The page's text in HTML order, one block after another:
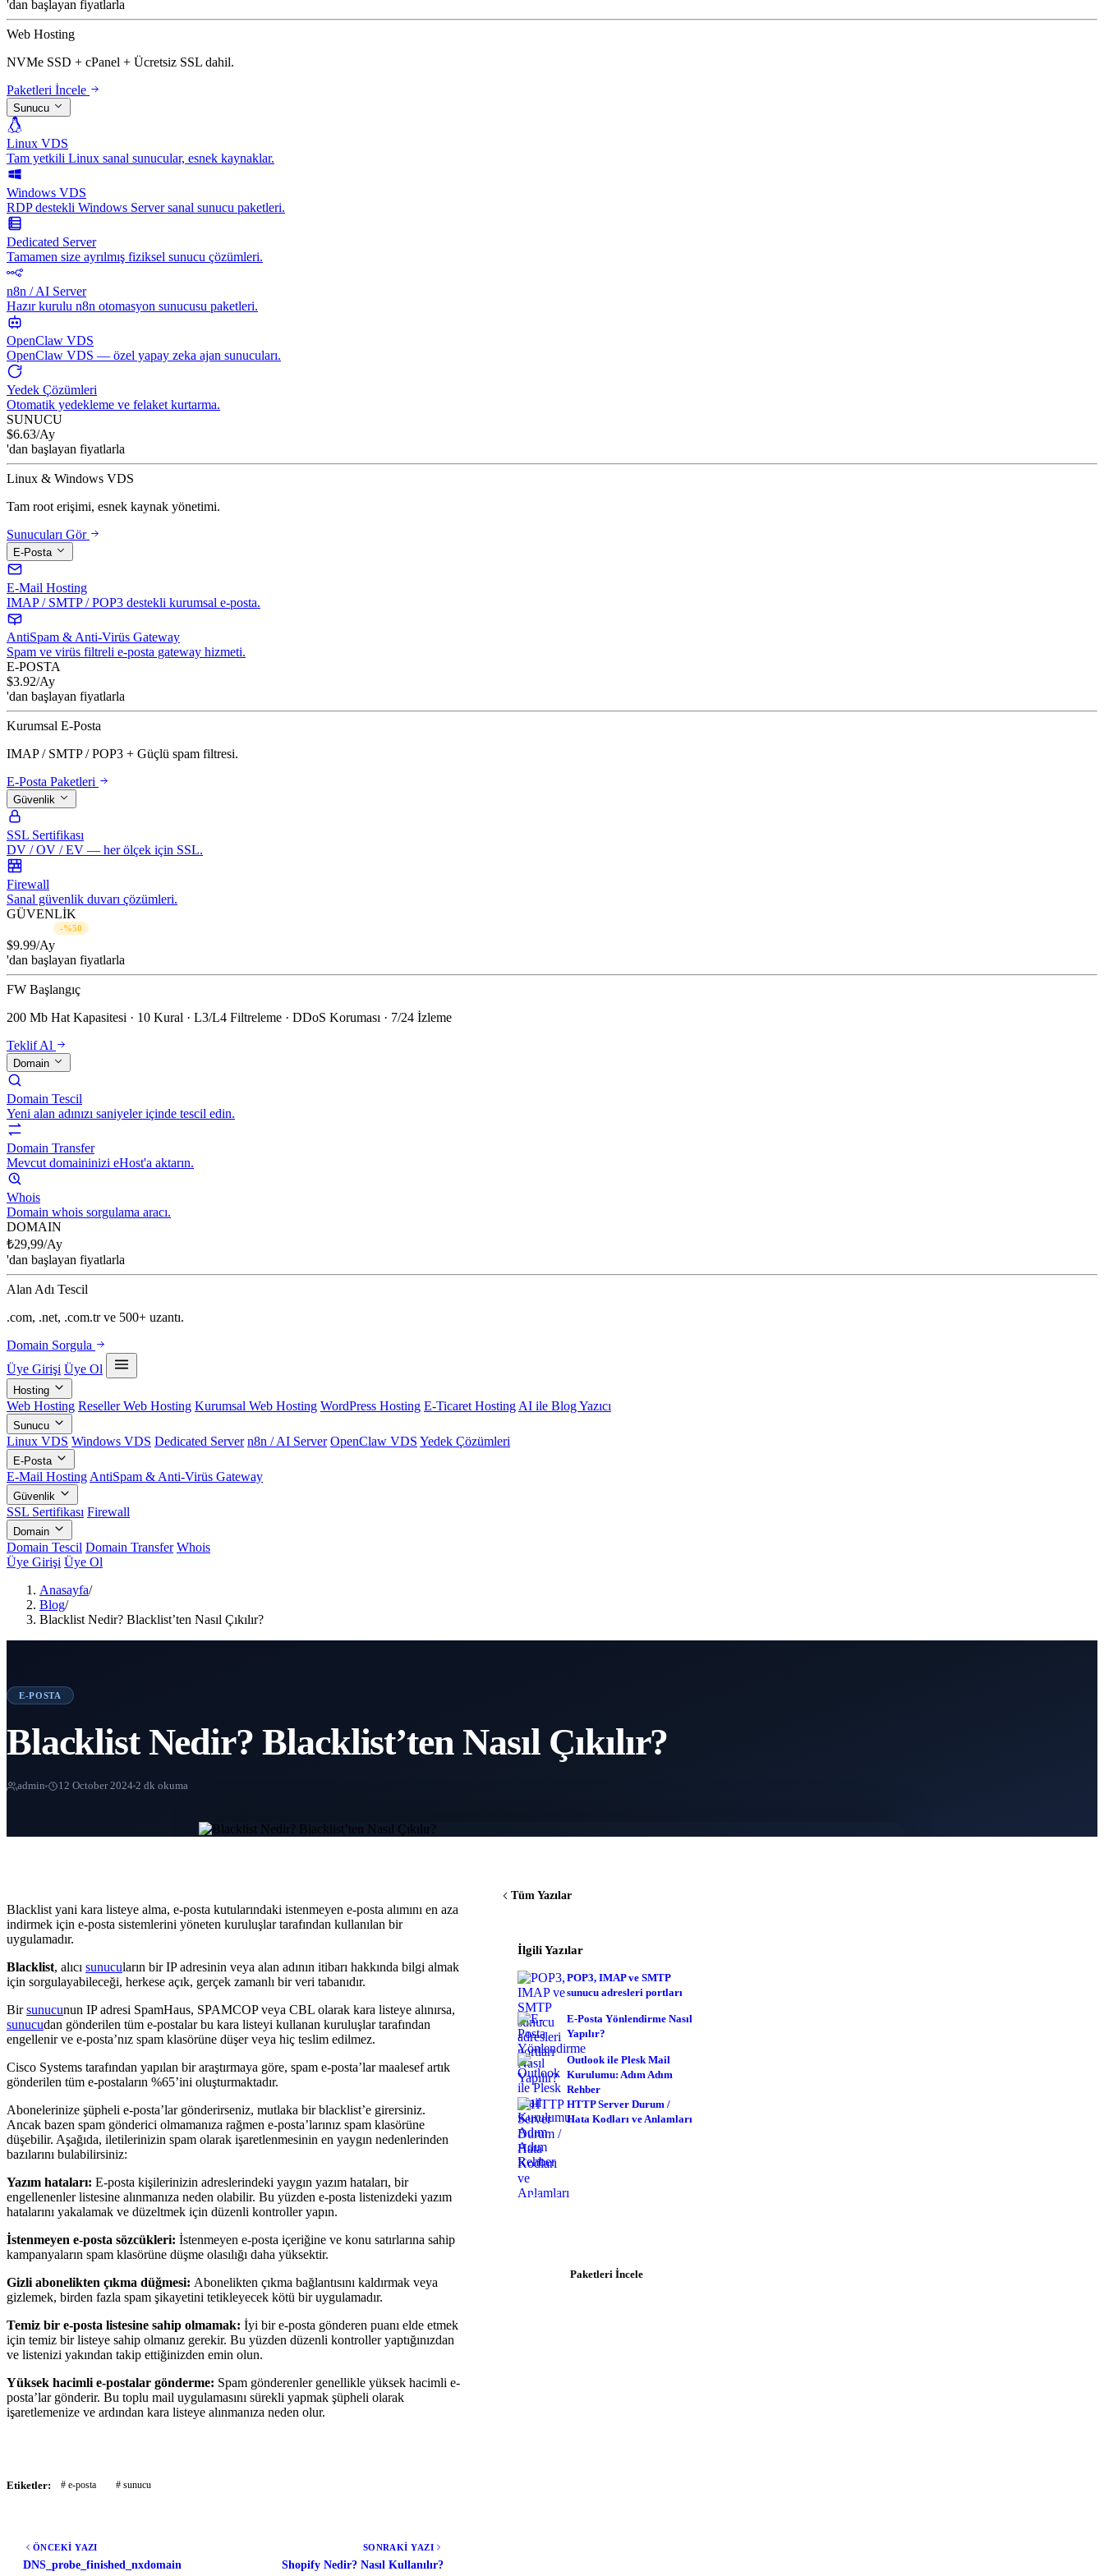
'dan başlayan fiyatlarla
Web Hosting
NVMe SSD + cPanel + Ücretsiz SSL dahil.
Paketleri İncele
Sunucu
Linux VDS
Tam yetkili Linux sanal sunucular, esnek kaynaklar.
Windows VDS
RDP destekli Windows Server sanal sunucu paketleri.
Dedicated Server
Tamamen size ayrılmış fiziksel sunucu çözümleri.
n8n / AI Server
Hazır kurulu n8n otomasyon sunucusu paketleri.
OpenClaw VDS
OpenClaw VDS — özel yapay zeka ajan sunucuları.
Yedek Çözümleri
Otomatik yedekleme ve felaket kurtarma.
SUNUCU
$6.63/Ay
'dan başlayan fiyatlarla
Linux & Windows VDS
Tam root erişimi, esnek kaynak yönetimi.
Sunucuları Gör
E-Posta
E-Mail Hosting
IMAP / SMTP / POP3 destekli kurumsal e-posta.
AntiSpam & Anti-Virüs Gateway
Spam ve virüs filtreli e-posta gateway hizmeti.
E-POSTA
$3.92/Ay
'dan başlayan fiyatlarla
Kurumsal E-Posta
IMAP / SMTP / POP3 + Güçlü spam filtresi.
E-Posta Paketleri
Güvenlik
SSL Sertifikası
DV / OV / EV — her ölçek için SSL.
Firewall
Sanal güvenlik duvarı çözümleri.
GÜVENLİK
-%50
$9.99/Ay
'dan başlayan fiyatlarla
FW Başlangıç
200 Mb Hat Kapasitesi · 10 Kural · L3/L4 Filtreleme · DDoS Koruması · 7/24 İzleme
Teklif Al
Domain
Domain Tescil
Yeni alan adınızı saniyeler içinde tescil edin.
Domain Transfer
Mevcut domaininizi eHost'a aktarın.
Whois
Domain whois sorgulama aracı.
DOMAIN
₺29,99/Ay
'dan başlayan fiyatlarla
Alan Adı Tescil
.com, .net, .com.tr ve 500+ uzantı.
Domain Sorgula
Üye Girişi Üye Ol
Hosting
Web Hosting Reseller Web Hosting Kurumsal Web Hosting WordPress Hosting E-Ticaret Hosting AI ile Blog Yazıcı
Sunucu
Linux VDS Windows VDS Dedicated Server n8n / AI Server OpenClaw VDS Yedek Çözümleri
E-Posta
E-Mail Hosting AntiSpam & Anti-Virüs Gateway
Güvenlik
SSL Sertifikası Firewall
Domain
Domain Tescil Domain Transfer Whois
Üye Girişi Üye Ol
Anasayfa/
Blog/
Blacklist Nedir? Blacklist’ten Nasıl Çıkılır?
E-POSTA
Blacklist Nedir? Blacklist’ten Nasıl Çıkılır?
admin 12 October 2024 2 dk okuma
Blacklist yani kara listeye alma, e-posta kutularındaki istenmeyen e-posta alımını en aza
indirmek için e-posta sistemlerini yöneten kuruluşlar tarafından kullanılan bir
uygulamadır.
Blacklist, alıcı sunucuların bir IP adresinin veya alan adının itibarı hakkında bilgi almak
için sorgulayabileceği, herkese açık, gerçek zamanlı bir veri tabanıdır.
Birsunucunun IP adresi SpamHaus, SPAMCOP veya CBL olarak kara listeye alınırsa,
sunucudan gönderilen tüm e-postalar bu kara listeyi kullanan kuruluşlar tarafından
engellenir ve e-posta’nız spam klasörüne düşer veya hiç teslim edilmez.
Cisco Systems tarafından yapılan bir araştırmaya göre, spam e-posta’lar maalesef artık
gönderilen tüm e-postaların %65’ini oluşturmaktadır.
Abonelerinize şüpheli e-posta’lar gönderirseniz, mutlaka bir blacklist’e girersiniz.
Ancak bazen spam gönderici olmamanıza rağmen e-posta’larınız spam klasörüne
düşebilir. Aşağıda, iletilerinizin spam olarak işaretlenmesinin en yaygın nedenlerinden
bazılarını bulabilirsiniz:
Yazım hataları: E-posta kişilerinizin adreslerindeki yaygın yazım hataları, bir
engellenenler listesine alınmanıza neden olabilir. Bu yüzden e-posta listenizdeki yazım
hatalarını yakalamak ve düzeltmek için düzenli kontroller yapın.
İstenmeyen e-posta sözcükleri: İstenmeyen e-posta içeriğine ve konu satırlarına sahip
kampanyaların spam klasörüne düşme olasılığı daha yüksektir.
Gizli abonelikten çıkma düğmesi: Abonelikten çıkma bağlantısını kaldırmak veya
gizlemek, birden fazla spam şikayetini tetikleyecek kötü bir uygulamadır.
Temiz bir e-posta listesine sahip olmamak: İyi bir e-posta gönderen puanı elde etmek
için temiz bir listeye sahip olmanız gerekir. Bu yüzden düzenli kontroller yaptığınızdan
ve listenizi yakından takip ettiğinizden emin olun.
Yüksek hacimli e-postalar gönderme: Spam gönderenler genellikle yüksek hacimli e-
posta’lar gönderir. Bu toplu mail uygulamasını sürekli yapmak şüpheli olarak
işaretlemenize ve ardından kara listeye alınmanıza neden olur.
Etiketler: # e-posta # sunucu
ÖNCEKİ YAZI
DNS_probe_finished_nxdomain
SONRAKİ YAZI
Shopify Nedir? Nasıl Kullanılır?
Tüm Yazılar
İlgili Yazılar
POP3, IMAP ve SMTP
sunucu adresleri portları
E-Posta Yönlendirme Nasıl
Yapılır?
Outlook ile Plesk Mail
Kurulumu: Adım Adım
Rehber
HTTP Server Durum /
Hata Kodları ve Anlamları
Hosting İhtiyacınız mı Var?
Paketleri İncele